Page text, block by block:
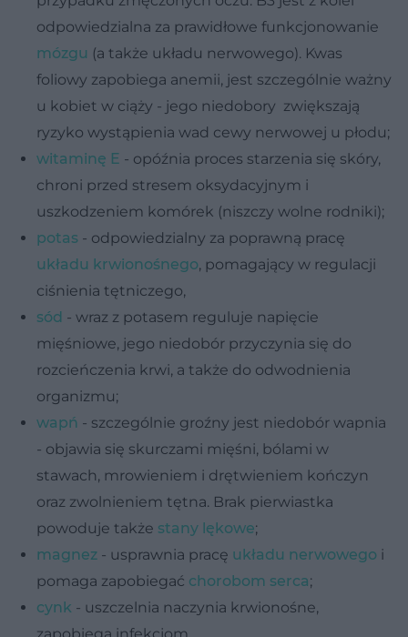
odpowiedzialna za prawidłowe funkcjonowanie
mózgu (a także układu nerwowego). Kwas
foliowy zapobiega anemii, jest szczególnie ważny
u kobiet w ciąży - jego niedobory zwiększają
ryzyko wystąpienia wad cewy nerwowej u płodu;
witaminę E - opóźnia proces starzenia się skóry,
chroni przed stresem oksydacyjnym i
uszkodzeniem komórek (niszczy wolne rodniki);
potas - odpowiedzialny za poprawną pracę
układu krwionośnego, pomagający w regulacji
ciśnienia tętniczego,
sód - wraz z potasem reguluje napięcie
mięśniowe, jego niedobór przyczynia się do
rozcieńczenia krwi, a także do odwodnienia
organizmu;
wapń - szczególnie groźny jest niedobór wapnia
- objawia się skurczami mięśni, bólami w
stawach, mrowieniem i drętwieniem kończyn
oraz zwolnieniem tętna. Brak pierwiastka
powoduje także stany lękowe;
magnez - usprawnia pracę układu nerwowego i
pomaga zapobiegać chorobom serca;
cynk - uszczelnia naczynia krwionośne,
zapobiega infekcjom,